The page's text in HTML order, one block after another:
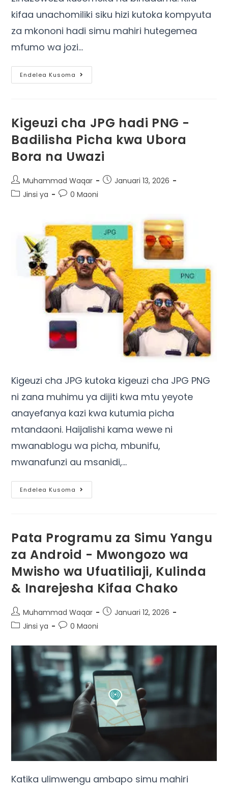
kifaa unachomiliki siku hizi kutoka kompyuta
za mkononi hadi simu mahiri hutegemea
mfumo wa jozi…
Endelea Kusoma
Kigeuzi cha JPG hadi PNG -
Badilisha Picha kwa Ubora
Bora na Uwazi
Muhammad Waqar
Januari 13, 2026
Jinsi ya
0 Maoni
Kigeuzi cha JPG kutoka kigeuzi cha JPG PNG
ni zana muhimu ya dijiti kwa mtu yeyote
anayefanya kazi kwa kutumia picha
mtandaoni. Haijalishi kama wewe ni
mwanablogu wa picha, mbunifu,
mwanafunzi au msanidi,…
Endelea Kusoma
Pata Programu za Simu Yangu
za Android - Mwongozo wa
Mwisho wa Ufuatiliaji, Kulinda
& Inarejesha Kifaa Chako
Muhammad Waqar
Januari 12, 2026
Jinsi ya
0 Maoni
Katika ulimwengu ambapo simu mahiri